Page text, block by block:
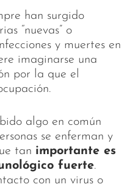
han surgido
“nuevas” o
y muertes en
imaginarse una
por la que el
algo en común
se enferman y
tan importante es
fuerte.
con un virus o